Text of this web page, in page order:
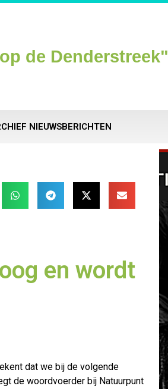
de Denderstreek"
NIEUWSBERICHTEN
en wordt
dat we bij de volgende
de woordvoerder bij Natuurpunt